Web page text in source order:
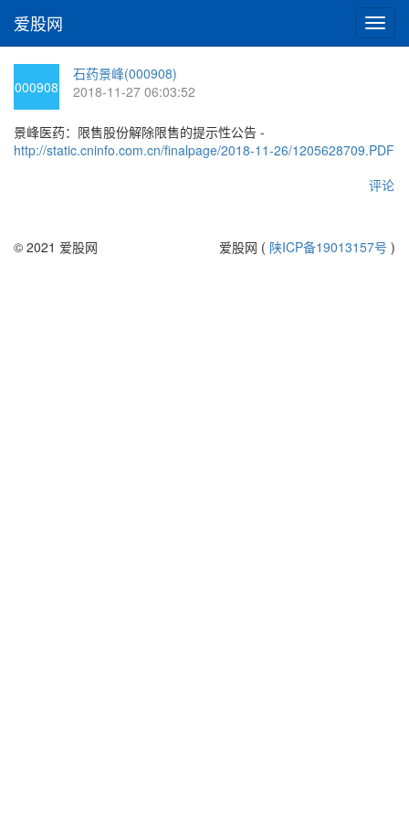
切
换
爱股网
000908
石药景峰(000908)
2018-11-27 06:03:52
景峰医药：限售股份解除限售的提示性公告 -
http://static.cninfo.com.cn/finalpage/2018-11-26/1205628709.PDF
评论
© 2021 爱股网 爱股网 ( 陕ICP备19013157号 )